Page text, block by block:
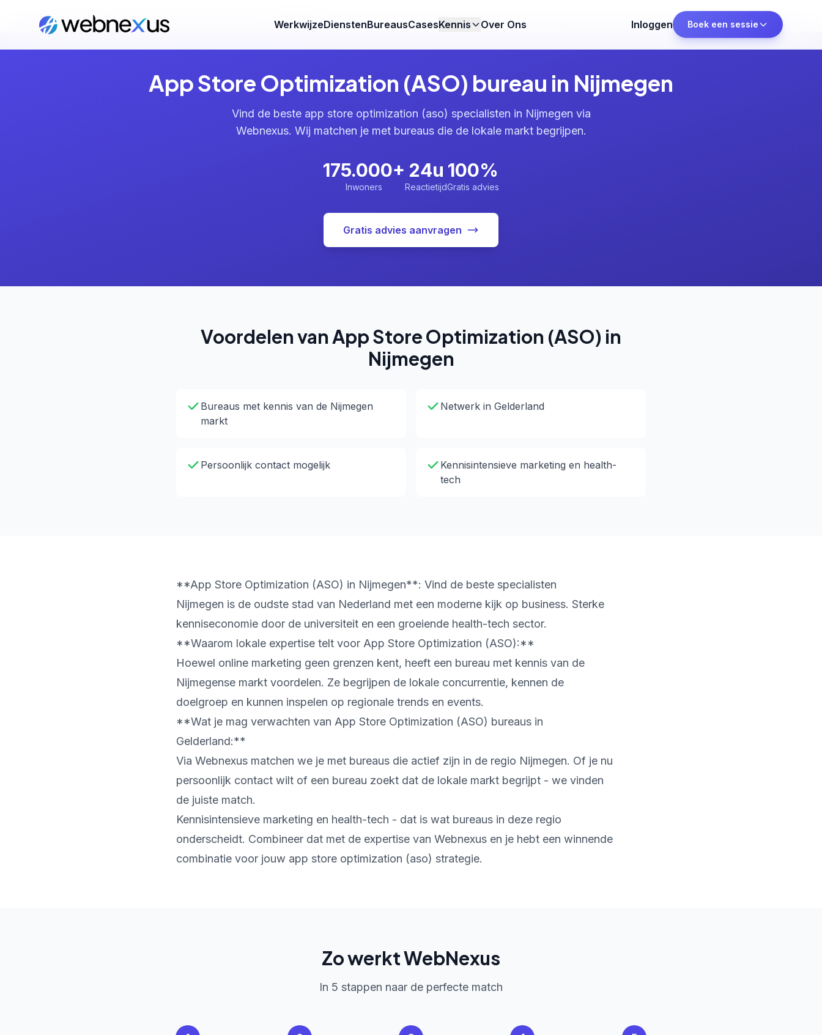
WerkwijzeDienstenBureausCasesKennis Over Ons Inloggen Boek een sessie
Home Diensten App Store Optimization (ASO)
App Store Optimization (ASO) bureau in Nijmegen
Vind de beste app store optimization (aso) specialisten in Nijmegen via
Webnexus. Wij matchen je met bureaus die de lokale markt begrijpen.
175.000+
Inwoners
24u
Reactietijd
100%
Gratis advies
Gratis advies aanvragen
Voordelen van App Store Optimization (ASO) in
Nijmegen
Bureaus met kennis van de Nijmegen
markt
Netwerk in Gelderland
Persoonlijk contact mogelijk
Kennisintensieve marketing en health-
tech
**App Store Optimization (ASO) in Nijmegen**: Vind de beste specialisten
Nijmegen is de oudste stad van Nederland met een moderne kijk op business. Sterke
kenniseconomie door de universiteit en een groeiende health-tech sector.
**Waarom lokale expertise telt voor App Store Optimization (ASO):**
Hoewel online marketing geen grenzen kent, heeft een bureau met kennis van de
Nijmegense markt voordelen. Ze begrijpen de lokale concurrentie, kennen de
doelgroep en kunnen inspelen op regionale trends en events.
**Wat je mag verwachten van App Store Optimization (ASO) bureaus in
Gelderland:**
Via Webnexus matchen we je met bureaus die actief zijn in de regio Nijmegen. Of je nu
persoonlijk contact wilt of een bureau zoekt dat de lokale markt begrijpt - we vinden
de juiste match.
Kennisintensieve marketing en health-tech - dat is wat bureaus in deze regio
onderscheidt. Combineer dat met de expertise van Webnexus en je hebt een winnende
combinatie voor jouw app store optimization (aso) strategie.
Zo werkt WebNexus
In 5 stappen naar de perfecte match